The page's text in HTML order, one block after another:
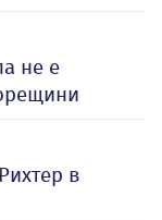
не е
в